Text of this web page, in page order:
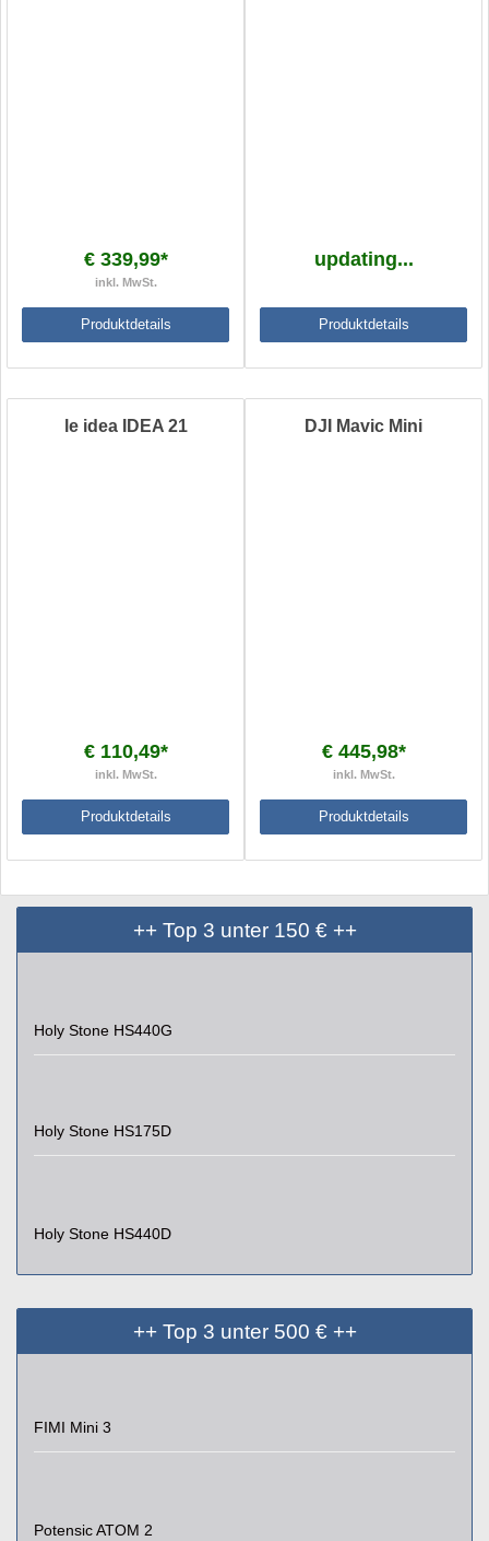
€ 339,99*
inkl. MwSt.
Produktdetails
updating...
Produktdetails
le idea IDEA 21
€ 110,49*
inkl. MwSt.
Produktdetails
DJI Mavic Mini
€ 445,98*
inkl. MwSt.
Produktdetails
++ Top 3 unter 150 € ++
Holy Stone HS440G
Holy Stone HS175D
Holy Stone HS440D
++ Top 3 unter 500 € ++
FIMI Mini 3
Potensic ATOM 2